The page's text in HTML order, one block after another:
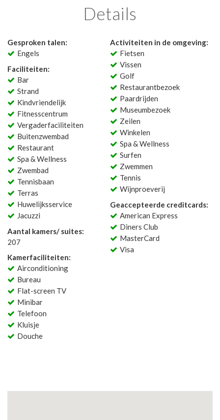
Details
Gesproken talen:
Engels
Faciliteiten:
Bar
Strand
Kindvriendelijk
Fitnesscentrum
Vergaderfaciliteiten
Buitenzwembad
Restaurant
Spa & Wellness
Zwembad
Tennisbaan
Terras
Huwelijksservice
Jacuzzi
Aantal kamers/ suites:
207
Kamerfaciliteiten:
Airconditioning
Bureau
Flat-screen TV
Minibar
Telefoon
Kluisje
Douche
Activiteiten in de omgeving:
Fietsen
Vissen
Golf
Restaurantbezoek
Paardrijden
Museumbezoek
Zeilen
Winkelen
Spa & Wellness
Surfen
Zwemmen
Tennis
Wijnproeverij
Geaccepteerde creditcards:
American Express
Diners Club
MasterCard
Visa